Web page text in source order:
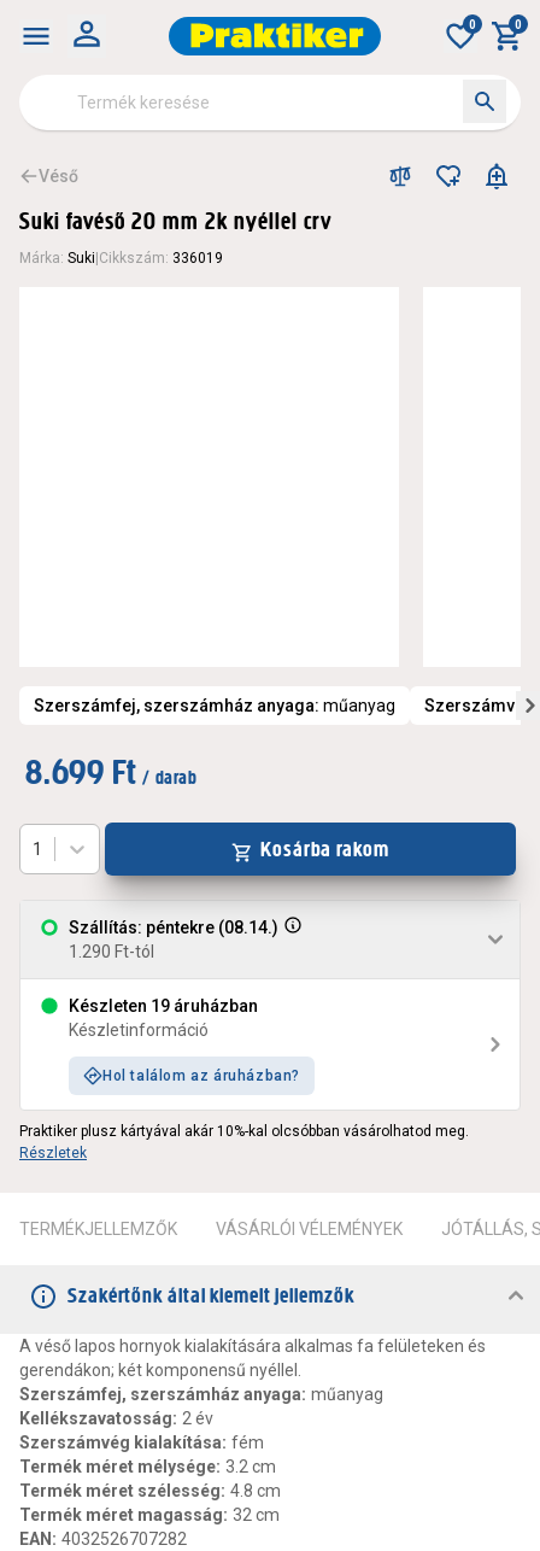
0 0
Véső
Suki favéső 20 mm 2k nyéllel crv
Márka: Suki Cikkszám: 336019
Szerszámfej, szerszámház anyaga: műanyag Szerszámvég
8.699 Ft / darab
Szállítás: péntekre (08.14.)
1.290 Ft-tól
Készleten 19 áruházban
Készletinformáció
Hol találom az áruházban?
1 Kosárba rakom
Praktiker plusz kártyával akár 10%-kal olcsóbban vásárolhatod meg.
Részletek
TERMÉKJELLEMZŐK VÁSÁRLÓI VÉLEMÉNYEK JÓTÁLLÁS,
Szakértőnk által kiemelt jellemzők
A véső lapos hornyok kialakítására alkalmas fa felületeken és
gerendákon; két komponensű nyéllel.
Szerszámfej, szerszámház anyaga: műanyag
Kellékszavatosság: 2 év
Szerszámvég kialakítása: fém
Termék méret mélysége: 3.2 cm
Termék méret szélesség: 4.8 cm
Termék méret magasság: 32 cm
EAN : 4032526707282